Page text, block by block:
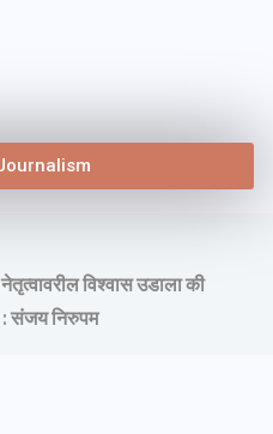
विश्वास उडाला की
: संजय निरुपम